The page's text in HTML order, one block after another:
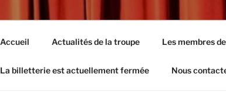
Accueil Actualités de la troupe Les membres
La billetterie est actuellement fermée Nous